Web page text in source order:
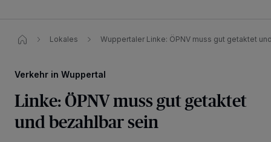
Lokales Wuppertaler Linke: ÖPNV muss gut getaktet
Verkehr in Wuppertal
Linke: ÖPNV muss gut getaktet
und bezahlbar sein